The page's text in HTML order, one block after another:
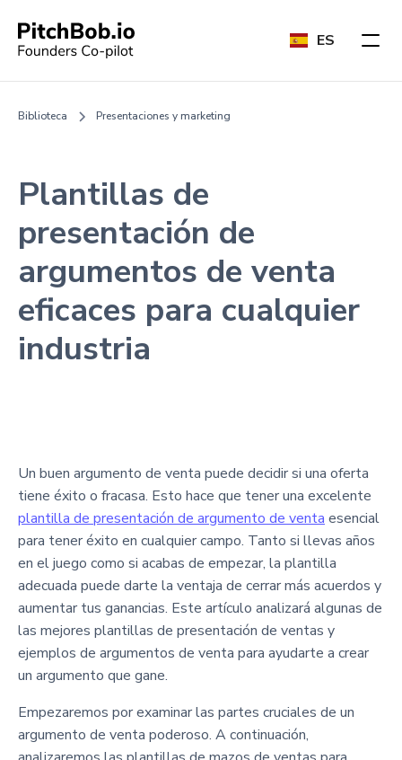
ES
Biblioteca Presentaciones y marketing
Plantillas de
presentación de
argumentos de venta
eficaces para cualquier
industria
Un buen argumento de venta puede decidir si una oferta
tiene éxito o fracasa. Esto hace que tener una excelente
plantilla de presentación de argumento de venta esencial
para tener éxito en cualquier campo. Tanto si llevas años
en el juego como si acabas de empezar, la plantilla
adecuada puede darte la ventaja de cerrar más acuerdos y
aumentar tus ganancias. Este artículo analizará algunas de
las mejores plantillas de presentación de ventas y
ejemplos de argumentos de venta para ayudarte a crear
un argumento que gane.
Empezaremos por examinar las partes cruciales de un
argumento de venta poderoso. A continuación,